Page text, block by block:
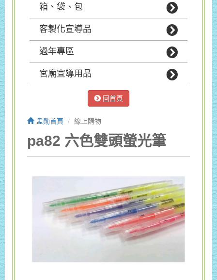
箱、袋、包
客製化宣導品
過年專區
宮廟宣導用品
回首頁
孟勛首頁 線上購物
pa82 六色雙頭螢光筆